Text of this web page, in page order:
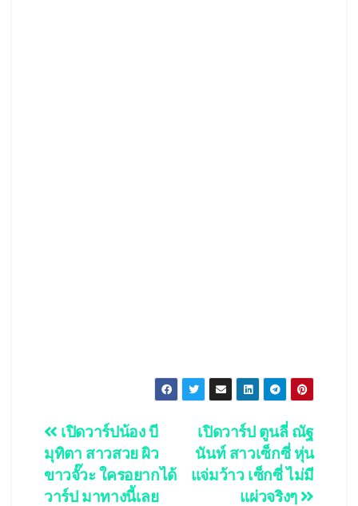
Post
navigation
เปิดวาร์ป ตูนลี่ ณัฐ
นันท์ สาวเซ็กซี่ หุ่น
แจ่มว้าว เซ็กซี่ ไม่มี
แผ่วจริงๆ
เปิดวาร์ปน้อง บี
มุทิตา สาวสวย ผิว
ขาวจั๊วะ ใครอยากได้
วาร์ป มาทางนี้เลย